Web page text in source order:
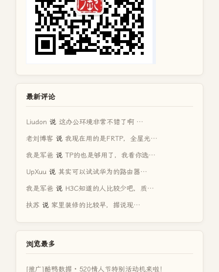
最新评论
Liudon 说 这办公环境非常不错了啊 …
老刘博客 说 我现在用的是FRTP，全屋光…
我是军爸 说 TP的也是够用了，我看你选…
UpXuu 说 其实可以试试华为的路由器…
我是军爸 说 H3C知道的人比较少吧，质…
扶苏 说 家里装修的比较早，据说现…
浏览最多
[推广]酷鸭数据 · 520情人节特别活动机来啦！